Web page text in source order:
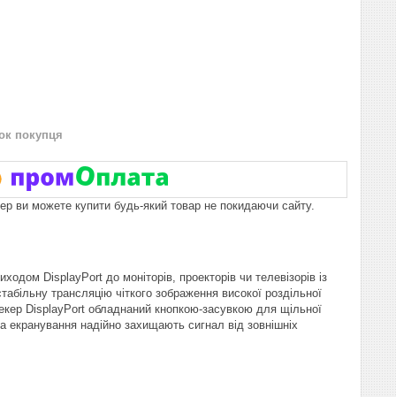
покупця
ви можете купити будь-який товар не покидаючи сайту.
DisplayPort до моніторів, проекторів чи телевізорів із
трансляцію чіткого зображення високої роздільної
DisplayPort обладнаний кнопкою-засувкою для щільної
екранування надійно захищають сигнал від зовнішніх